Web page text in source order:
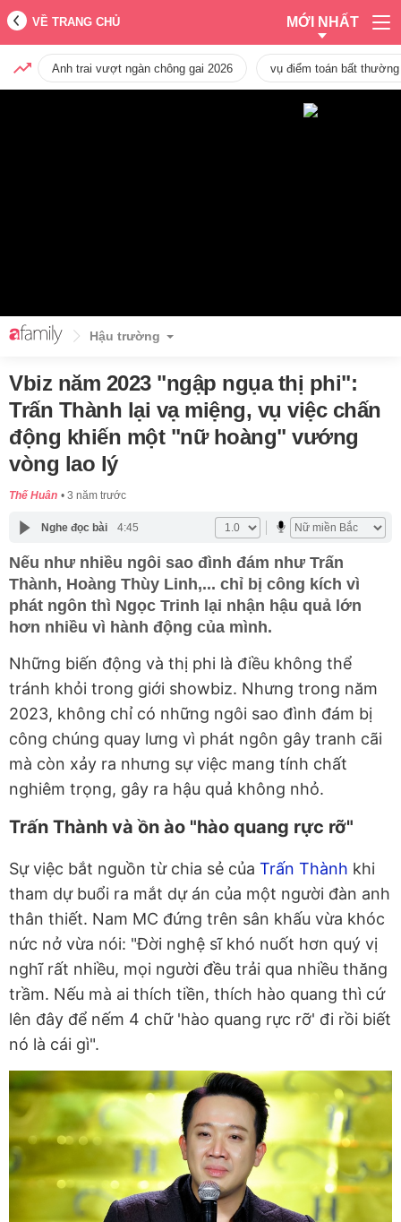
VỀ TRANG CHỦ MỚI NHẤT
Anh trai vượt ngàn chông gai 2026 vụ điểm toán bất
Hậu trường
Vbiz năm 2023 "ngập ngụa thị phi":
Trấn Thành lại vạ miệng, vụ việc chấn
động khiến một "nữ hoàng" vướng
vòng lao lý
Thế Huân 3 năm trước
Nghe đọc bài 4:45
Nếu như nhiều ngôi sao đình đám như Trấn
Thành, Hoàng Thùy Linh,... chỉ bị công kích vì
phát ngôn thì Ngọc Trinh lại nhận hậu quả lớn
hơn nhiều vì hành động của mình.
Những biến động và thị phi là điều không thể
tránh khỏi trong giới showbiz. Nhưng trong năm
2023, không chỉ có những ngôi sao đình đám bị
công chúng quay lưng vì phát ngôn gây tranh cãi
mà còn xảy ra nhưng sự việc mang tính chất
nghiêm trọng, gây ra hậu quả không nhỏ.
Trấn Thành và ồn ào "hào quang rực rỡ"
Sự việc bắt nguồn từ chia sẻ của Trấn Thành khi
tham dự buổi ra mắt dự án của một người đàn anh
thân thiết. Nam MC đứng trên sân khấu vừa khóc
nức nở vừa nói: "Đời nghệ sĩ khó nuốt hơn quý vị
nghĩ rất nhiều, mọi người đều trải qua nhiều thăng
trầm. Nếu mà ai thích tiền, thích hào quang thì cứ
lên đây để nếm 4 chữ 'hào quang rực rỡ' đi rồi biết
nó là cái gì".